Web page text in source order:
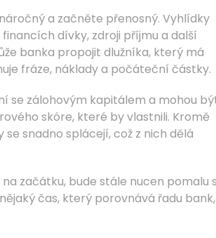
a začněte přenosný. Vyhlídky
dívky, zdroji příjmu a další
banka propojit dlužníka, který má
fráze, náklady a počáteční částky.
se zálohovým kapitálem a mohou
skóre, které by vlastnili. Kromě
snadno splácejí, což z nich dělá
začátku, bude stále nucen pomalu
čas, který porovnává řadu bank,